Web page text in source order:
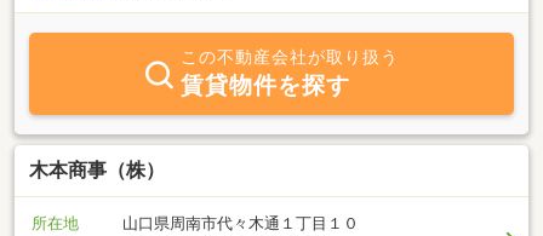
この不動産会社が取り扱う
賃貸物件を探す
木本商事（株）
所在地
山口県周南市代々木通１丁目１０